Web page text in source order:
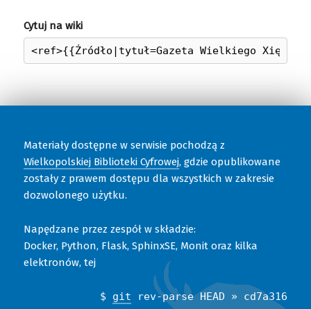
Cytuj na wiki
Materiały dostępne w serwisie pochodzą z
Wielkopolskiej Biblioteki Cyfrowej, gdzie opublikowane
zostały z prawem dostępu dla wszystkich w zakresie
dozwolonego użytku.
Napędzane przez zespół w składzie:
Docker, Python, Flask, SphinxSE, Monit oraz kilka
elektronów, tej
$ git rev-parse HEAD » cd7a316